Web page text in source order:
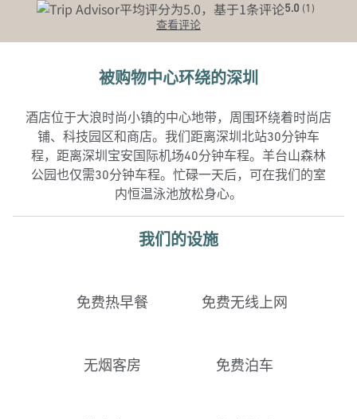
5.0 (1)
查看评论
被购物中心环绕的深圳
酒店位于大浪时尚小镇的中心地带，周围环绕着时尚店
铺、科技园区和商店。我们距离深圳北站30分钟车
程，距离深圳宝安国际机场40分钟车程。羊台山森林
公园也仅需30分钟车程。忙碌一天后，可在我们的室
内恒温泳池放松身心。
我们的设施
免费热早餐 免费无线上网
无烟客房 免费泊车